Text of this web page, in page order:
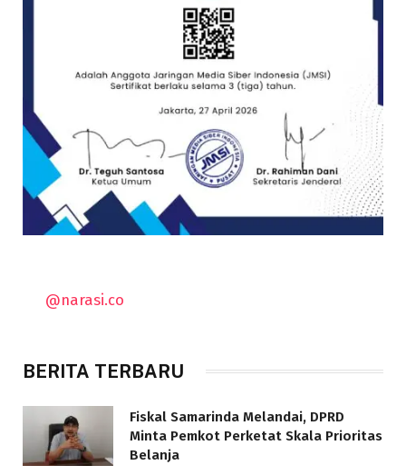
@narasi.co
BERITA TERBARU
Fiskal Samarinda Melandai, DPRD
Minta Pemkot Perketat Skala Prioritas
Belanja